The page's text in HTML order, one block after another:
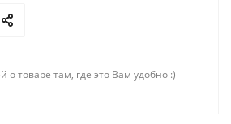
товаре там, где это Вам удобно :)